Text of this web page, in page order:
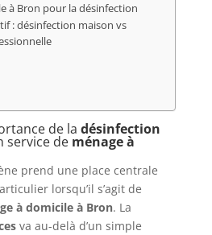
à Bron pour la désinfection
: désinfection maison vs
de la désinfection
service de ménage à
prend une place centrale
lorsqu’il s’agit de
à domicile à Bron. La
va au-delà d’un simple